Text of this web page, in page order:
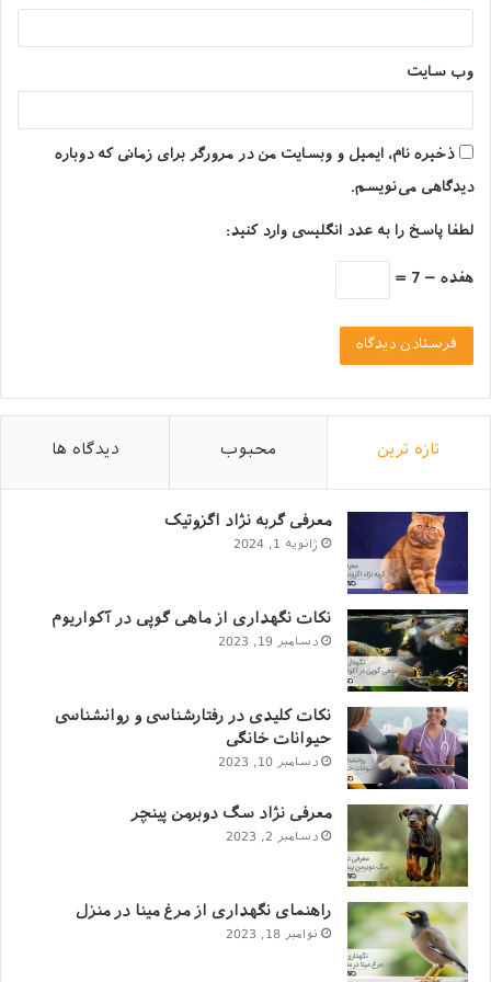
در این زمینه افزایش دهید، با ما همراه باشید.
تعریف کلی رشته دامپزشکی
دامپزشکی
پیشگیری، درمان و ریشه کنی بیماری های دامی است و در
زمینه بیماری های مشترک انسان و حیوانات و جلوگیری از
انتقال بیماری از حیوان به انسان
می‌گیرد.
به سبب اینکه رشته دامپزشکی دارای گرایش های زیادی
دامپزشکی وجود دارد به طوری که این دامپزشک آینده
می‌تواند در بسیاری از رشته ها در مرحله دکترای تخصصی
شرکت کند.
جالب است بدانید رشته دامپزشکی جزو چهار رشته پرمتقاضی
علوم تجربی می‌باشد که در دو مقطع کاردانی و دکترا پذیرش
دانشجو دارد.
فاکتورهای انتخاب و توانایی‌ های لازم در
رشته دامپزشکی
علاقه به‌ زیست‌ شناسی‌
علاقه به حیوانات
علاقه به امور پزشکی مانند ورود به سالن کالبد شکافی،
جراحی و سر و کار داشتن با خون و…
پشت سر گذاشتن امتحانات بعضاً دشوار
تسلط‌ به‌ زبان‌ انگلیسی‌
وب‌ سایت
ذخیره نام، ایمیل و وبسایت من در مرورگر برای زمانی که دوباره
دیدگاهی می‌نویسم.
لطفا پاسخ را به عدد انگلیسی وارد کنید:
هفده − 7 =
تازه ترین محبوب دیدگاه ها
معرفی گربه نژاد اگزوتیک
ژانویه 1, 2024
نکات نگهداری از ماهی گوپی در آکواریوم
دسامبر 19, 2023
نکات کلیدی در رفتارشناسی و روانشناسی
حیوانات خانگی
دسامبر 10, 2023
معرفی نژاد سگ دوبرمن پینچر
دسامبر 2, 2023
راهنمای نگهداری از مرغ مینا در منزل
نوامبر 18, 2023